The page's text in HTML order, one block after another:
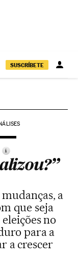
SUSCRÍBETE
i
a
que seja
no
para a
a crescer